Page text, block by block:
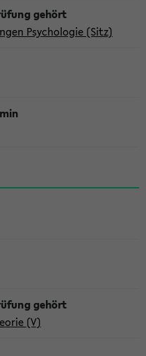
Psychologie (Sitz)
(V)